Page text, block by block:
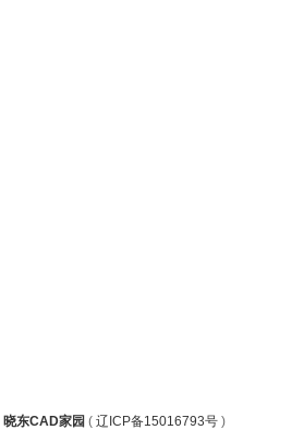
晓东CAD家园 ( 辽ICP备15016793号 )